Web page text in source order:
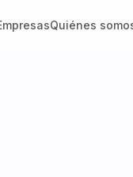
Quiénes